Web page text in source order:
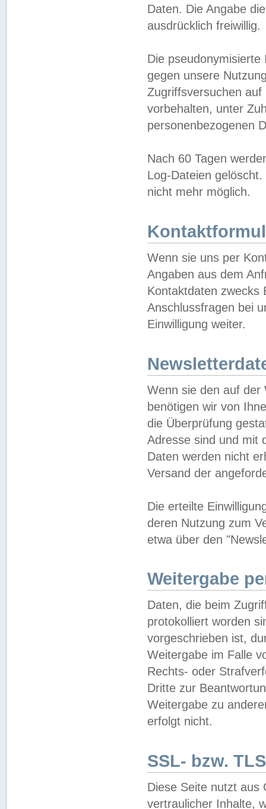
Daten. Die Angabe
ausdrücklich freiwillig.
Die
gegen unsere
Zugriffsversuchen
vorbehalten, unter
personenbezogenen
Nach 60 Tagen
Log-Dateien
nicht mehr möglich.
Wenn sie uns per
Angaben aus dem
Kontaktdaten zwecks
Anschlussfragen bei
Einwilligung weiter.
Wenn sie den auf der
benötigen wir von
die Überprüfung
Adresse sind und mit
Daten werden nicht
Versand der
Die erteilte
deren Nutzung zum
etwa über den
Weitergabe
Daten, die beim
protokolliert worden
vorgeschrieben ist,
Weitergabe im Falle
Rechts- oder
Dritte zur
Weitergabe zu
erfolgt nicht.
SSL- bzw.
Diese Seite nutzt aus
vertraulicher Inhalte,